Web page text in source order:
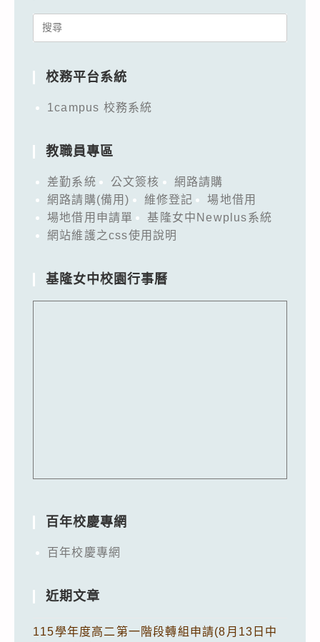
Search
校務平台系統
1campus 校務系統
教職員專區
差勤系統 公文簽核
網路請購
網路請購(備用)
維修登記
場地借用
場地借用申請單
基隆女中Newplus系統
網站維護之css使用說明
基隆女中校園行事曆
百年校慶專網
百年校慶專網
近期文章
115學年度高二第一階段轉組申請(8月13日中